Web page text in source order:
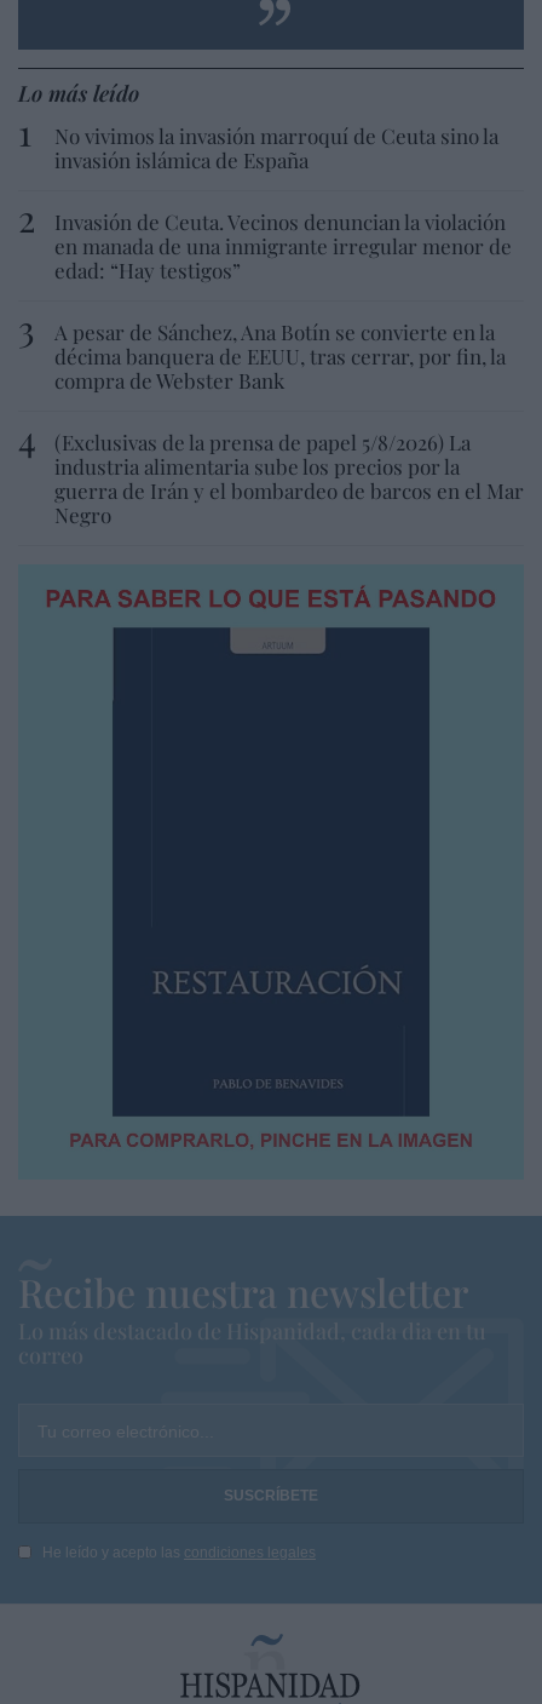
Lo más leído
No vivimos la invasión marroquí de Ceuta sino la
invasión islámica de España
Invasión de Ceuta. Vecinos denuncian la violación
en manada de una inmigrante irregular menor de
edad: “Hay testigos”
A pesar de Sánchez, Ana Botín se convierte en la
décima banquera de EEUU, tras cerrar, por fin, la
compra de Webster Bank
(Exclusivas de la prensa de papel 5/8/2026) La
industria alimentaria sube los precios por la
guerra de Irán y el bombardeo de barcos en el Mar
Negro
Recibe nuestra newsletter
Lo más destacado de Hispanidad, cada dia en tu
correo
Tu correo electrónico...
He leído y acepto las condiciones legales